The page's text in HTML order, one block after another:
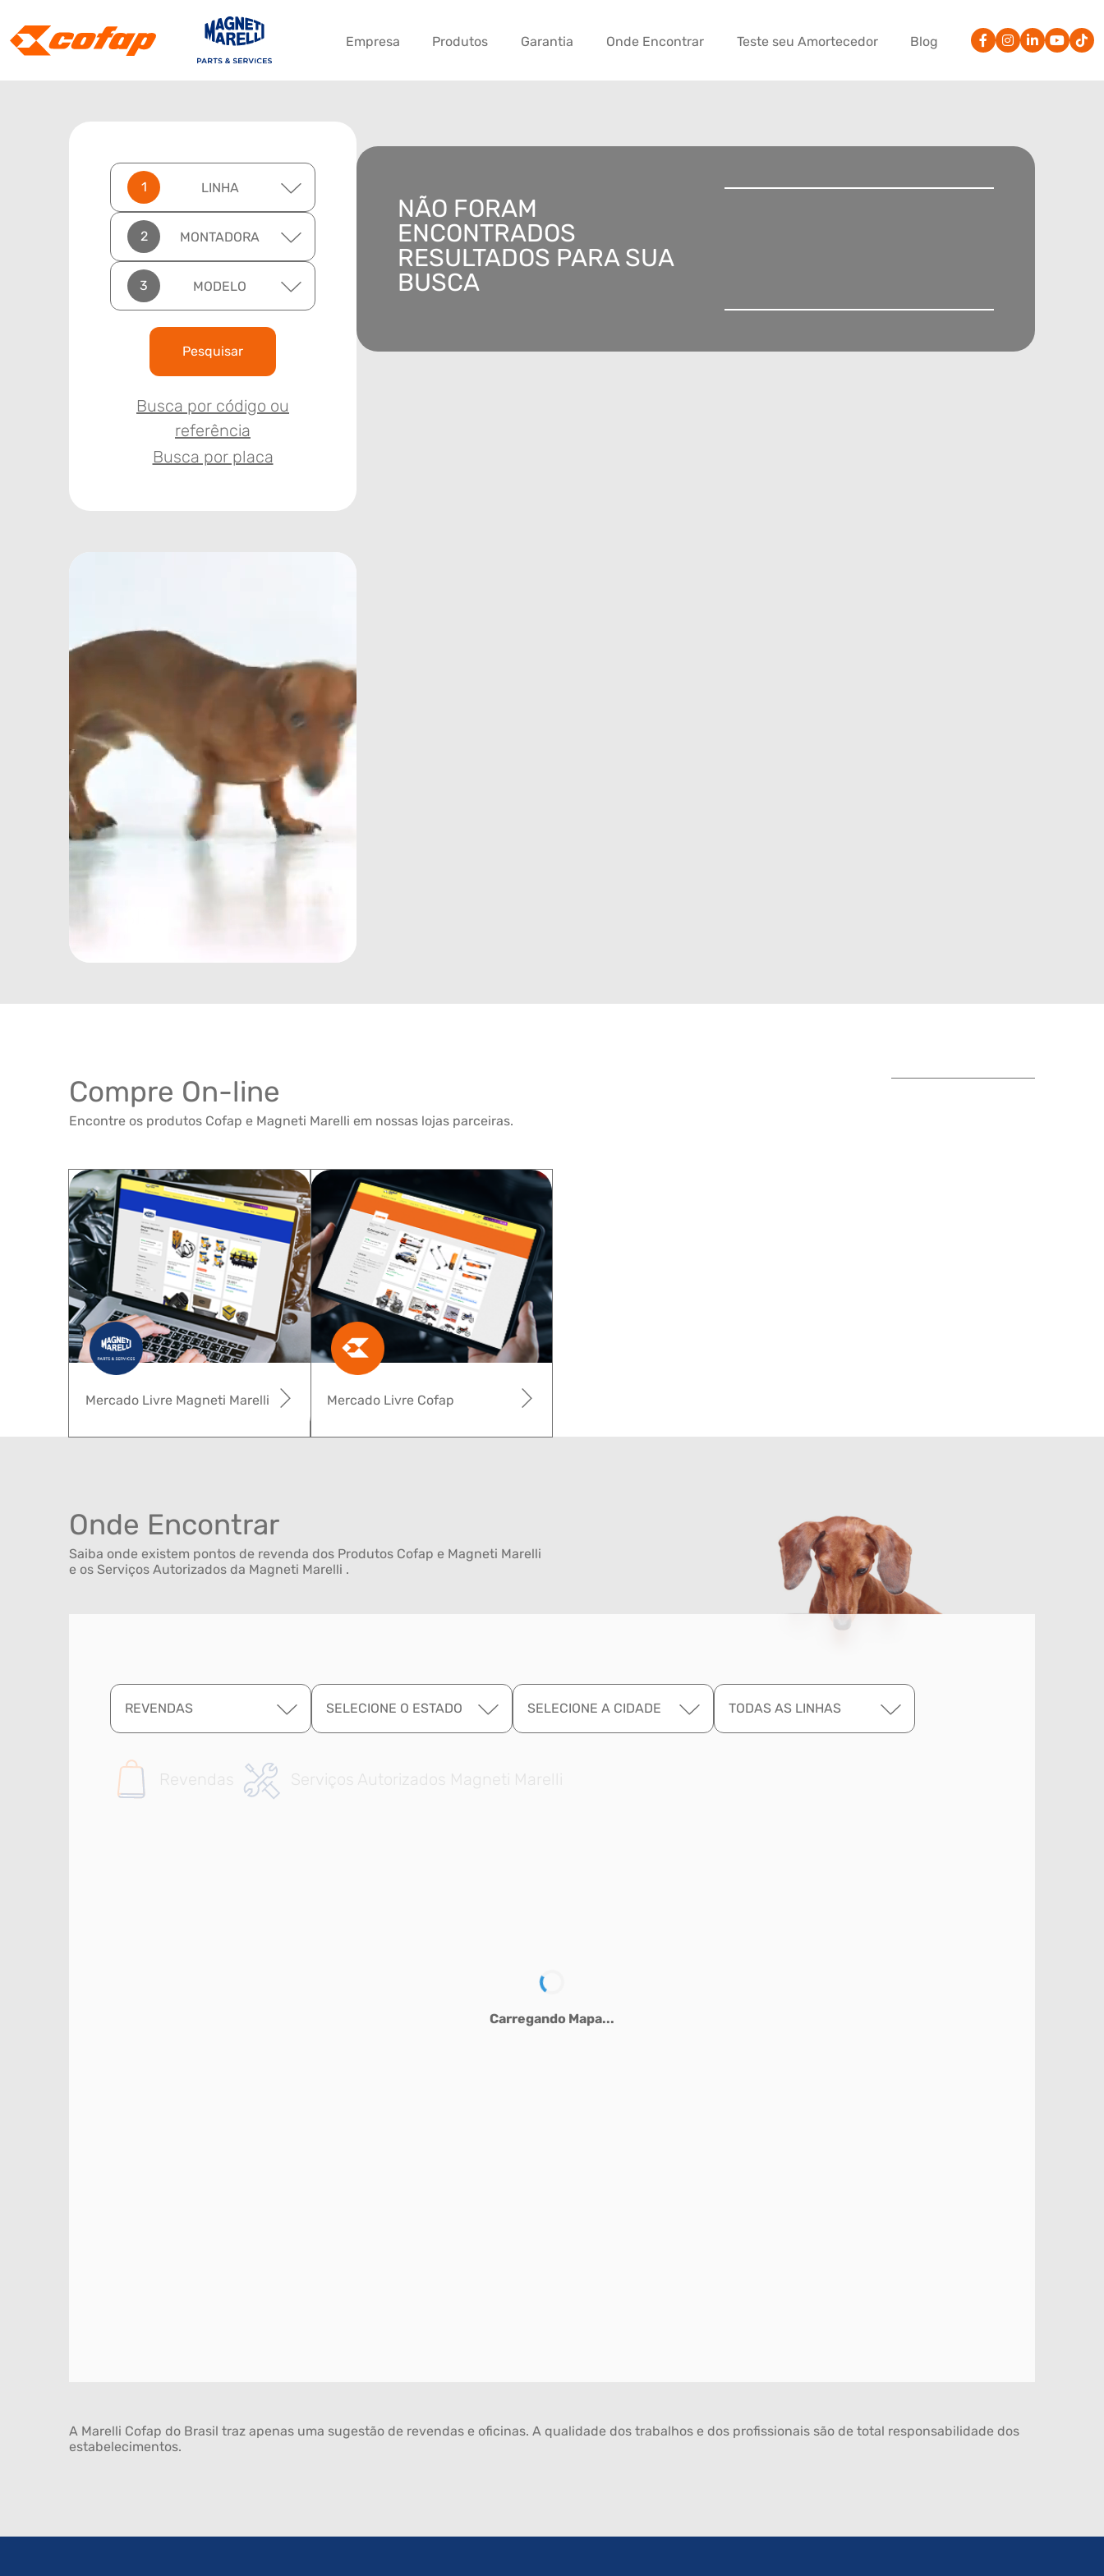
Empresa Produtos Garantia Onde Encontrar Teste seu Amortecedor Blog
LINHA
MONTADORA
MODELO
Pesquisar
Busca por código ou
referência
Busca por placa
NÃO FORAM
ENCONTRADOS
RESULTADOS PARA SUA
BUSCA
Compre On-line
Encontre os produtos Cofap e Magneti Marelli em nossas lojas parceiras.
Mercado Livre Cofap
Mercado Livre Magneti Marelli
Onde Encontrar
Saiba onde existem pontos de revenda dos Produtos Cofap e Magneti Marelli
e os Serviços Autorizados da Magneti Marelli .
REVENDAS SELECIONE O ESTADO SELECIONE A CIDADE TODAS AS LINHAS
Revendas Serviços Autorizados Magneti Marelli
A Marelli Cofap do Brasil traz apenas uma sugestão de revendas e oficinas. A qualidade dos trabalhos e dos profissionais são de total responsabilidade dos
estabelecimentos.